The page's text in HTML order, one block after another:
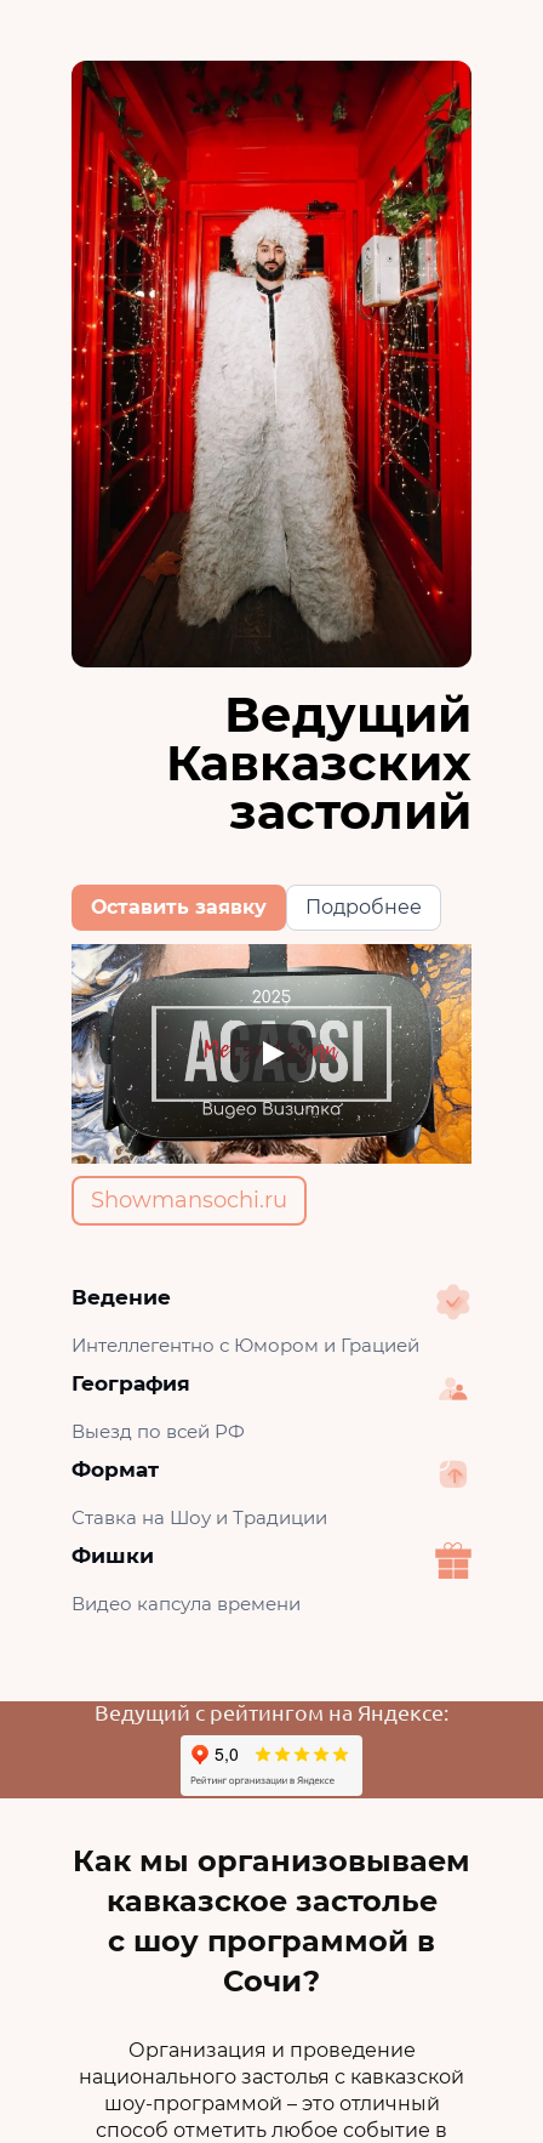
Ведущий
Кавказских
застолий
Оставить заявку Подробнее
Showmansochi.ru
Ведение
Интеллегентно с Юмором и Грацией
География
Выезд по всей РФ
Формат
Ставка на Шоу и Традиции
Фишки
Видео капсула времени
Ведущий с рейтингом на Яндексе:
Как мы организовываем
кавказское застолье
с шоу программой в
Сочи?
Организация и проведение
национального застолья с кавказской
шоу-программой – это отличный
способ отметить любое событие в